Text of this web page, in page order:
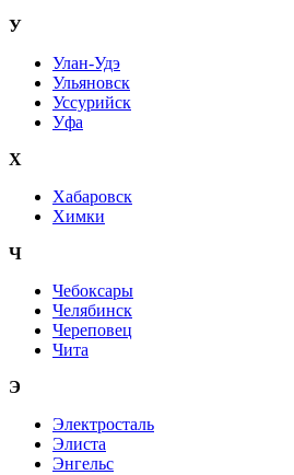
У
Улан-Удэ
Ульяновск
Уссурийск
Уфа
Х
Хабаровск
Химки
Ч
Чебоксары
Челябинск
Череповец
Чита
Э
Электросталь
Элиста
Энгельс